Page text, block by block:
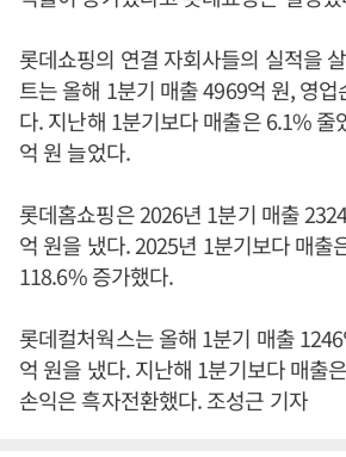
롯데쇼핑의 연결 자회사들의 실적을
트는 올해 1분기 매출 4969억 원, 영
다. 지난해 1분기보다 매출은 6.1% 줄
억 원 늘었다.
롯데홈쇼핑은 2026년 1분기 매출
억 원을 냈다. 2025년 1분기보다 매출
118.6% 증가했다.
롯데컬처웍스는 올해 1분기 매출
억 원을 냈다. 지난해 1분기보다 매출
손익은 흑자전환했다. 조성근 기자